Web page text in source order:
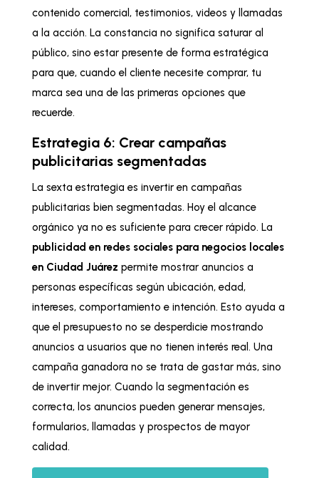
contenido comercial, testimonios, videos y llamadas
a la acción. La constancia no significa saturar al
público, sino estar presente de forma estratégica
para que, cuando el cliente necesite comprar, tu
marca sea una de las primeras opciones que
recuerde.
Estrategia 6: Crear campañas
publicitarias segmentadas
La sexta estrategia es invertir en campañas
publicitarias bien segmentadas. Hoy el alcance
orgánico ya no es suficiente para crecer rápido. La
publicidad en redes sociales para negocios locales
en Ciudad Juárez permite mostrar anuncios a
personas específicas según ubicación, edad,
intereses, comportamiento e intención. Esto ayuda a
que el presupuesto no se desperdicie mostrando
anuncios a usuarios que no tienen interés real. Una
campaña ganadora no se trata de gastar más, sino
de invertir mejor. Cuando la segmentación es
correcta, los anuncios pueden generar mensajes,
formularios, llamadas y prospectos de mayor
calidad.